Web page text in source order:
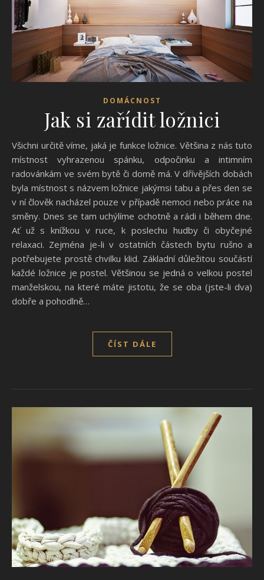
DOMÁCNOST
Jak si zařídit ložnici
Všichni určitě víme, jaká je funkce ložnice. Většina z nás tuto
místnost vyhrazenou spánku, odpočinku a intimním
radovánkám ve svém bytě či domě má. V dřívějších dobách
byla místnost s názvem ložnice jakýmsi tabu a přes den se
v ní člověk nacházel pouze v případě nemoci nebo práce na
směny. Dnes se tam uchýlíme ochotně a rádi i během dne.
Ať už s knížkou v ruce, k poslechu hudby či obyčejné
relaxaci. Zejména je-li v ostatních částech bytu rušno a
potřebujete prostě chvilku klid. Základní důležitou součástí
každé ložnice je postel. Většinou se jedná o velkou postel
manželskou, na které máte jistotu, že se oba (jste-li dva)
dobře a pohodlně…
ČÍST DÁLE